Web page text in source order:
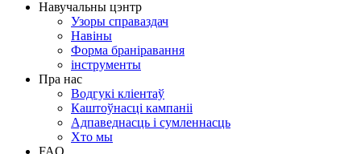
Навучальны цэнтр
Узоры справаздач
Навіны
Форма браніравання
інструменты
Пра нас
Водгукі кліентаў
Каштоўнасці кампаніі
Адпаведнасць і сумленнасць
Хто мы
FAQ